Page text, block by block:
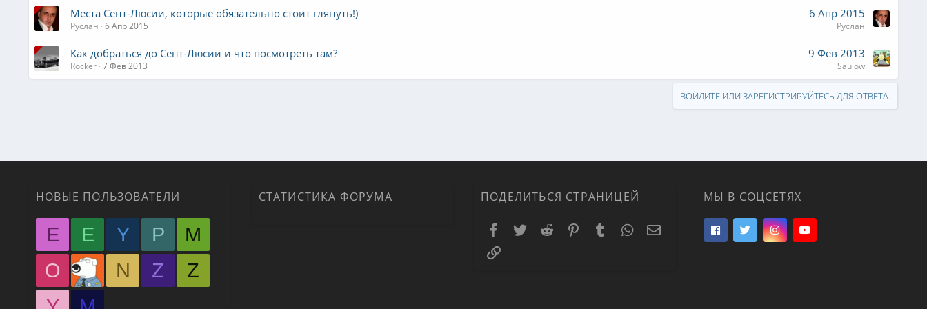
Места Сент-Люсии, которые обязательно стоит глянуть!)
Руслан 6 Апр 2015
6 Апр 2015
Руслан
Как добраться до Сент-Люсии и что посмотреть там?
Rocker 7 Фев 2013
9 Фев 2013
Saulow
ВОЙДИТЕ ИЛИ ЗАРЕГИСТРИРУЙТЕСЬ ДЛЯ ОТВЕТА.
НОВЫЕ ПОЛЬЗОВАТЕЛИ
E E Y P
M
O
N Z
Z
СТАТИСТИКА ФОРУМА ПОДЕЛИТЬСЯ СТРАНИЦЕЙ
Facebook
TwitterReddit PinterestTumblrWhatsAppЭлектронная почта
Ссылка
МЫ В СОЦСЕТЯХ